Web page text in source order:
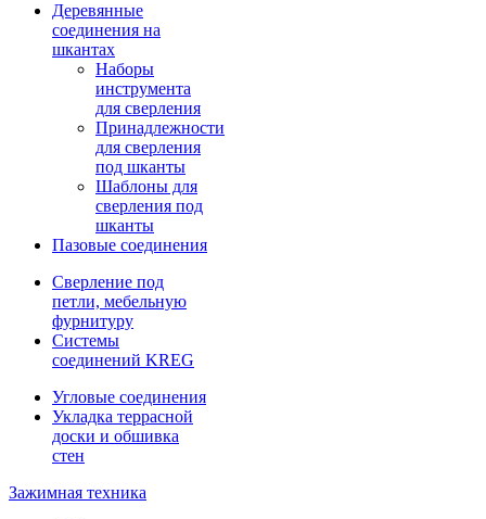
Деревянные
соединения на
шкантах
Наборы
инструмента
для сверления
Принадлежности
для сверления
под шканты
Шаблоны для
сверления под
шканты
Пазовые соединения
Сверление под
петли, мебельную
фурнитуру
Системы
соединений KREG
Угловые соединения
Укладка террасной
доски и обшивка
стен
Зажимная техника